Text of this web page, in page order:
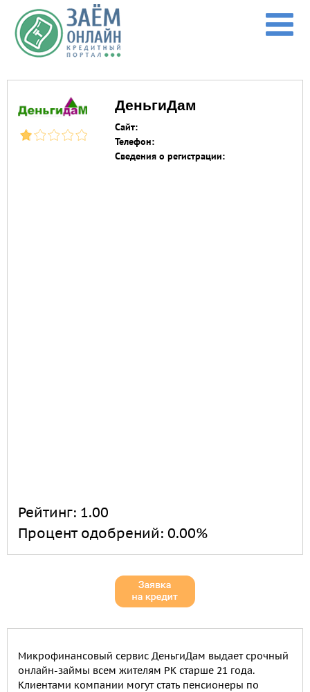
Перейти к основному содержанию
ДеньгиДам
Сайт:
Телефон:
Сведения о регистрации:
Рейтинг: 1.00
Процент одобрений: 0.00%
Микрофинансовый сервис ДеньгиДам выдает срочный
онлайн-займы всем жителям РК старше 21 года.
Клиентами компании могут стать пенсионеры по